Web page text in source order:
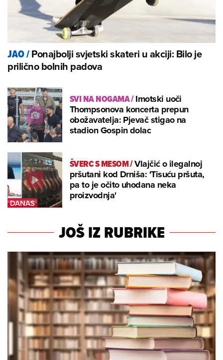
JAO/Ponajbolji svjetski skateri u akciji: Bilo je
prilično bolnih padova
SVI NA NOGAMA/Imotski uoči
Thompsonova koncerta prepun
obožavatelja: Pjevač stigao na
stadion Gospin dolac
ŠVERC S MESOM/Vlajčić o ilegalnoj
pršutani kod Drniša: 'Tisuću pršuta,
pa to je očito uhodana neka
proizvodnja'
JOŠ IZ RUBRIKE